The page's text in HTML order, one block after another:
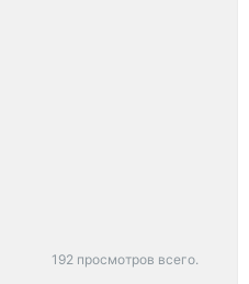
192 просмотров всего.